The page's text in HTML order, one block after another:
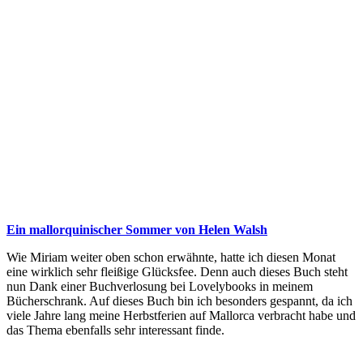
Ein mallorquinischer Sommer von Helen Walsh
Wie Miriam weiter oben schon erwähnte, hatte ich diesen Monat
eine wirklich sehr fleißige Glücksfee. Denn auch dieses Buch steht
nun Dank einer Buchverlosung bei Lovelybooks in meinem
Bücherschrank. Auf dieses Buch bin ich besonders gespannt, da ich
viele Jahre lang meine Herbstferien auf Mallorca verbracht habe und
das Thema ebenfalls sehr interessant finde.